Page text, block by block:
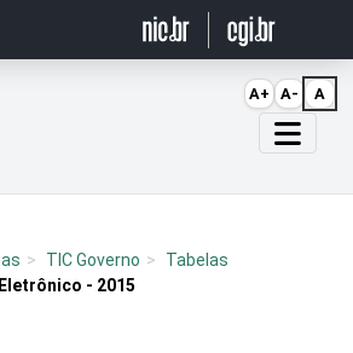
TIC Governo
Tabelas
- 2015
A+ A- A